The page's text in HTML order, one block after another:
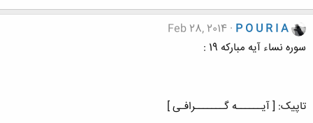
P O U R I A
Feb 28, 2014
سوره نساء آیه مبارکه 19 :
تاپیک: [ آیــــــه گـــــــرافـی ]